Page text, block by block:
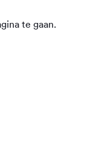
te gaan.